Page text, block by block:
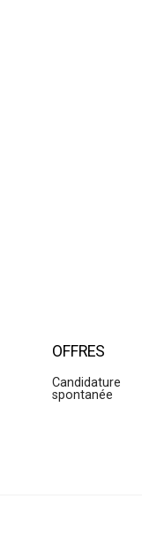
OFFRES
Candidature
spontanée